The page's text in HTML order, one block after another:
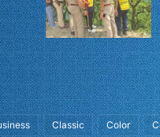
Classic Color